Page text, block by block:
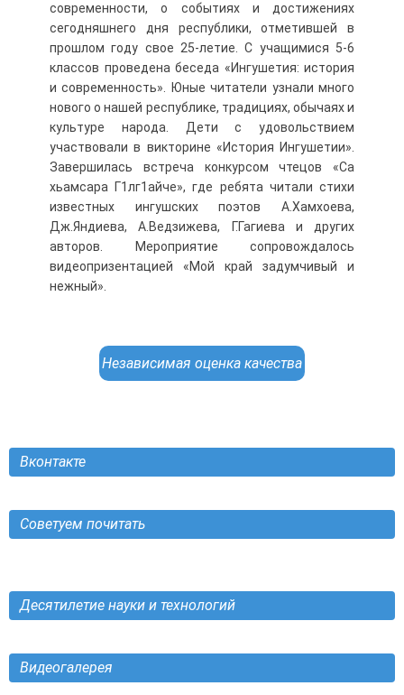
современности, о событиях и достижениях
сегодняшнего дня республики, отметившей в
прошлом году свое 25-летие. С учащимися 5-6
классов проведена беседа «Ингушетия: история
и современность». Юные читатели узнали много
нового о нашей республике, традициях, обычаях и
культуре народа. Дети с удовольствием
участвовали в викторине «История Ингушетии».
Завершилась встреча конкурсом чтецов «Са
хьамсара Г1лг1айче», где ребята читали стихи
известных ингушских поэтов А.Хамхоева,
Дж.Яндиева, А.Ведзижева, Г.Гагиева и других
авторов. Мероприятие сопровождалось
видеопризентацией «Мой край задумчивый и
нежный».
Независимая оценка качества
Вконтакте
Советуем почитать
Десятилетие науки и технологий
Видеогалерея